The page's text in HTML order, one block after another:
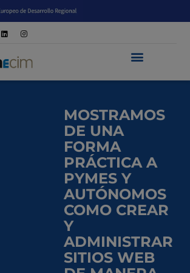
MOSTRAMOS
DE UNA
FORMA
PRÁCTICA A
PYMES Y
AUTÓNOMOS
COMO CREAR
Y
ADMINISTRAR
SITIOS WEB